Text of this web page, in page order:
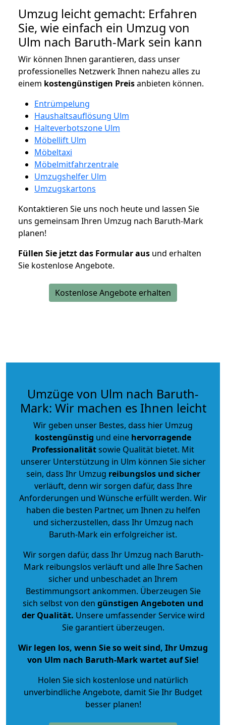
Umzug leicht gemacht: Erfahren
Sie, wie einfach ein Umzug von
Ulm nach Baruth-Mark sein kann
Wir können Ihnen garantieren, dass unser
professionelles Netzwerk Ihnen nahezu alles zu
einem kostengünstigen Preisanbieten können.
Entrümpelung
Haushaltsauflösung Ulm
Halteverbotszone Ulm
Möbellift Ulm
Möbeltaxi
Möbelmitfahrzentrale
Umzugshelfer Ulm
Umzugskartons
Kontaktieren Sie uns noch heute und lassen Sie
uns gemeinsam Ihren Umzug nach Baruth-Mark
planen!
Füllen Sie jetzt das Formular aus und erhalten
Sie kostenlose Angebote.
Kostenlose Angebote erhalten
Umzüge von Ulm nach Baruth-
Mark: Wir machen es Ihnen leicht
Wir geben unser Bestes, dass hier Umzug
kostengünstig und eine hervorragende
Professionalitätsowie Qualität bietet. Mit
unserer Unterstützung in Ulm können Sie sicher
sein, dass Ihr Umzug reibungslos und sicher
verläuft, denn wir sorgen dafür, dass Ihre
Anforderungen und Wünsche erfüllt werden. Wir
haben die besten Partner, um Ihnen zu helfen
und sicherzustellen, dass Ihr Umzug nach
Baruth-Mark ein erfolgreicher ist.
Wir sorgen dafür, dass Ihr Umzug nach Baruth-
Mark reibungslos verläuft und alle Ihre Sachen
sicher und unbeschadet an Ihrem
Bestimmungsort ankommen. Überzeugen Sie
sich selbst von den günstigen Angeboten und
der Qualität. Unsere umfassender Service wird
Sie garantiert überzeugen.
Wir legen los, wenn Sie so weit sind, Ihr Umzug
von Ulm nach Baruth-Mark wartet auf Sie!
Holen Sie sich kostenlose und natürlich
unverbindliche Angebote, damit Sie Ihr Budget
besser planen!